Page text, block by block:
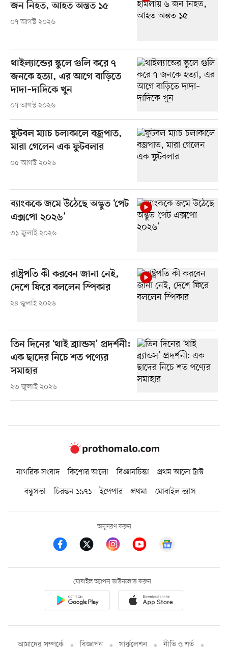
জন নিহত, আহত অন্তত ১৫
০৭ আগস্ট ২০২৬
থাইল্যান্ডের স্কুলে গুলি করে ৭
জনকে হত্যা, এর আগে বাড়িতে
দাদা–দাদিকে খুন
০৭ আগস্ট ২০২৬
ফুটবল ম্যাচ চলাকালে বজ্রপাত,
মারা গেলেন এক ফুটবলার
০৫ আগস্ট ২০২৬
ব্যাংককে জমে উঠেছে অদ্ভুত ‘পেট
এক্সপো ২০২৬’
৩১ জুলাই ২০২৬
রাষ্ট্রপতি কী করবেন জানা নেই,
দেশে ফিরে বললেন স্পিকার
২৪ জুলাই ২০২৬
তিন দিনের ‘থাই ব্র্যান্ডস’ প্রদর্শনী:
এক ছাদের নিচে শত পণ্যের
সমাহার
২৩ জুলাই ২০২৬
নাগরিক সংবাদ কিশোর আলো বিজ্ঞানচিন্তা
প্রথম আলো ট্রাস্ট
বন্ধুসভা
চিরন্তন ১৯৭১ ইপেপার প্রথমা মোবাইল ভ্যাস
অনুসরণ করুন
মোবাইল অ্যাপস ডাউনলোড করুন
আমাদের সম্পর্কে বিজ্ঞাপন সার্কুলেশন নীতি ও শর্ত